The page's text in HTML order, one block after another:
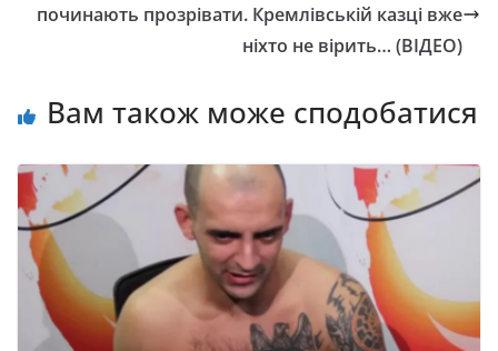
починають прозрівати. Кремлівській казці вже
ніхто не вірить… (ВІДЕО)
Вам також може сподобатися